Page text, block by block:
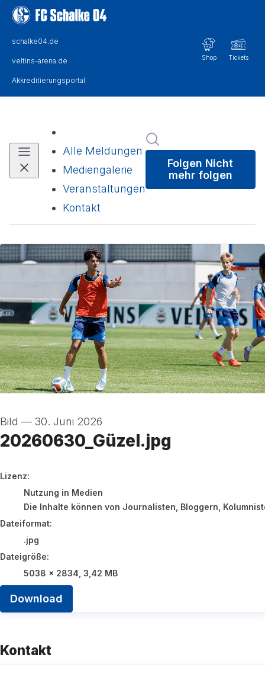
Alle Meldungen
Mediengalerie
Veranstaltungen
Kontakt
Folgen Nicht
mehr folgen
Bild — 30. Juni 2026
20260630_Güzel.jpg
go to media item
Lizenz:
Nutzung in Medien
Die Inhalte können von Journalisten, Bloggern,
Dateiformat:
.jpg
Dateigröße:
5038 x 2834, 3,42 MB
Download
Kontakt